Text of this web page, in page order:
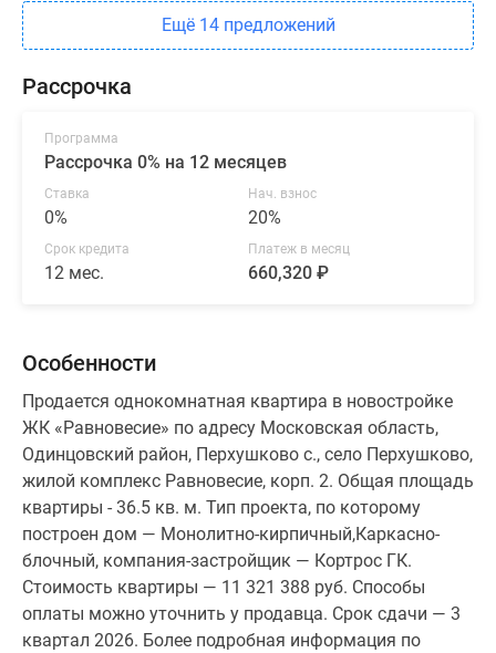
Ещё 14 предложений
Рассрочка
Программа
Рассрочка 0% на 12 месяцев
Ставка
0%
Нач. взнос
20%
Срок кредита
12 мес.
Платеж в месяц
660,320 ₽
Особенности
Продается однокомнатная квартира в новостройке
ЖК «Равновесие» по адресу Московская область,
Одинцовский район, Перхушково с., село Перхушково,
жилой комплекс Равновесие, корп. 2. Общая площадь
квартиры - 36.5 кв. м. Тип проекта, по которому
построен дом — Монолитно-кирпичный,Каркасно-
блочный, компания-застройщик — Кортрос ГК.
Стоимость квартиры — 11 321 388 руб. Способы
оплаты можно уточнить у продавца. Срок сдачи — 3
квартал 2026. Более подробная информация по